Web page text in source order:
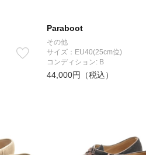
Paraboot
その他
サイズ：EU40(25cm位)
コンディション: B
44,000円（税込）